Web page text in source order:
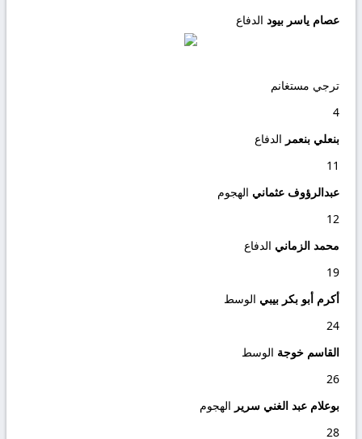
عصام ياسر بيود الدفاع
ترجي مستغانم
4
بنعلي بنعمر الدفاع
11
عبدالرؤوف عثماني الهجوم
12
محمد الزماني الدفاع
19
أكرم أبو بكر بيبي الوسط
24
القاسم خوجة الوسط
26
بوعلام عبد الغني سرير الهجوم
28